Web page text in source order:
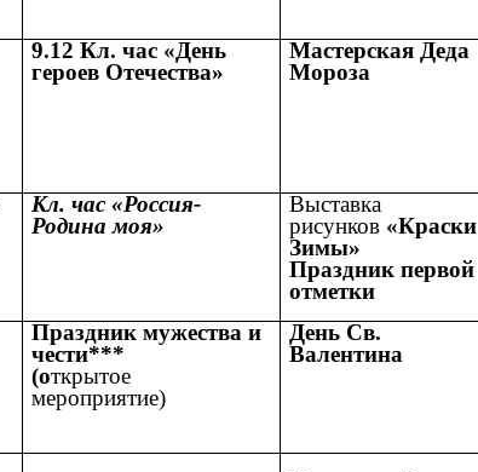
9.12 Кл. час «День
героев Отечества»
Мастерская Деда
Мороза
Кл. час «Россия-
Родина моя»
Выставка
рисунков «Краски
Зимы»
Праздник первой
отметки
Праздник мужества и
чести***
(открытое
мероприятие)
День Св.
Валентина